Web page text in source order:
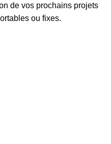
de vos prochains projets
ou fixes.